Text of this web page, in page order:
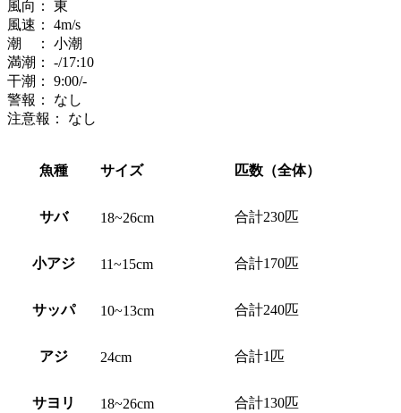
風向： 東
風速： 4m/s
潮 ： 小潮
満潮： -/17:10
干潮： 9:00/-
警報： なし
注意報： なし
魚種 サイズ 匹数（全体）
サバ 18~26cm 合計230匹
小アジ 11~15cm 合計170匹
サッパ 10~13cm 合計240匹
アジ 24cm 合計1匹
サヨリ 18~26cm 合計130匹